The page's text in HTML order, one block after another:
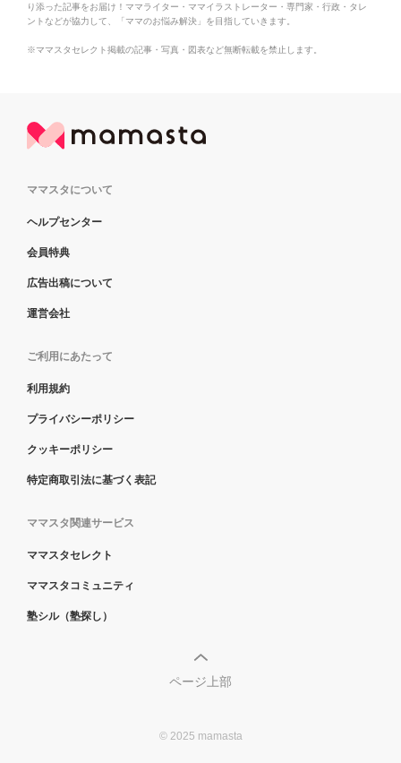
り添った記事をお届け！ママライター・ママイラストレーター・専門家・行政・タレ
ントなどが協力して、「ママのお悩み解決」を目指していきます。
※ママスタセレクト掲載の記事・写真・図表など無断転載を禁止します。
ママスタについて
ヘルプセンター
会員特典
広告出稿について
運営会社
ご利用にあたって
利用規約
プライバシーポリシー
クッキーポリシー
特定商取引法に基づく表記
ママスタ関連サービス
ママスタセレクト
ママスタコミュニティ
塾シル（塾探し）
ページ上部
© 2025 mamasta